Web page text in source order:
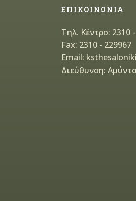
ΕΠΙΚΟΙΝΩΝΙΑ
Τηλ. Κέντρο: 2310
Fax: 2310 - 229967
Email:
Διεύθυνση: